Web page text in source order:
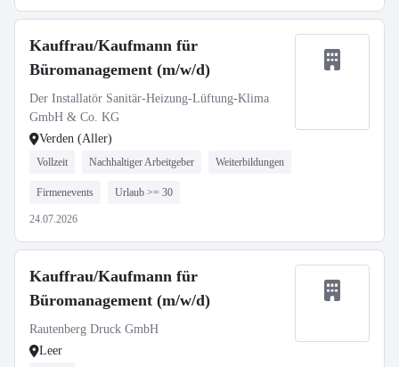
Kauffrau/Kaufmann für
Büromanagement (m/w/d)
Der Installatör Sanitär-Heizung-Lüftung-Klima
GmbH & Co. KG
Verden (Aller)
Vollzeit Nachhaltiger Arbeitgeber Weiterbildungen
Firmenevents Urlaub >= 30
24.07.2026
Kauffrau/Kaufmann für
Büromanagement (m/w/d)
Rautenberg Druck GmbH
Leer